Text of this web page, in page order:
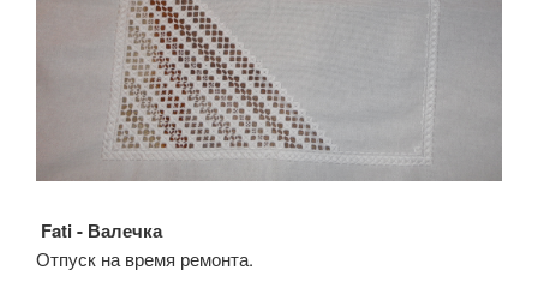
Fati - Валечка
Отпуск на время ремонта.